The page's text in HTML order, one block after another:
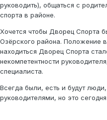
руководить), общаться с
спорта в районе.
Хочется чтобы Дворец Спорта
Озёрского района. Положение
находиться Дворец Спорта
некомпетентности
специалиста.
Всегда были, есть и будут
руководителями, но это